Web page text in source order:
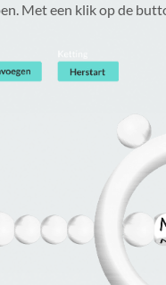
Met een klik op de